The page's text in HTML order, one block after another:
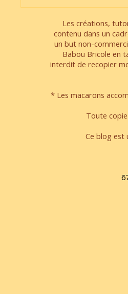
Les créations,
contenu dans un
un but non-
Babou Bricole en
interdit de recopier
* Les macarons
Toute
Ce blog est